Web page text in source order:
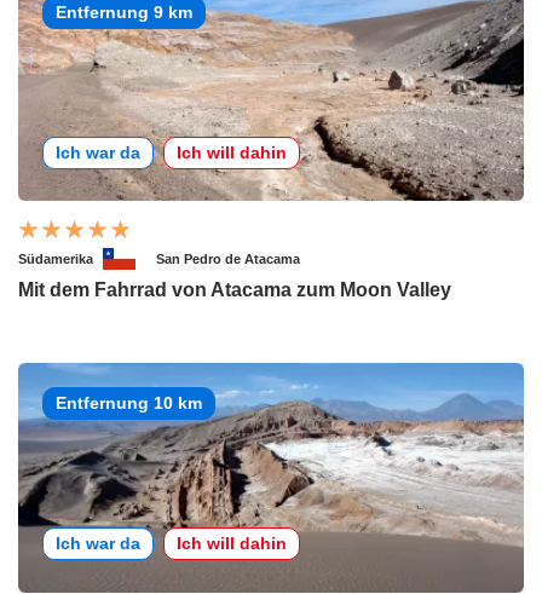
Entfernung 9 km
Ich war da Ich will dahin
Südamerika San Pedro de Atacama
Mit dem Fahrrad von Atacama zum Moon Valley
Entfernung 10 km
Ich war da Ich will dahin